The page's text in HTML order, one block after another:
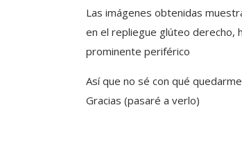
Las imágenes obtenidas
en el repliegue glúteo derecho,
prominente periférico
Así que no sé con qué
Gracias (pasaré a verlo)